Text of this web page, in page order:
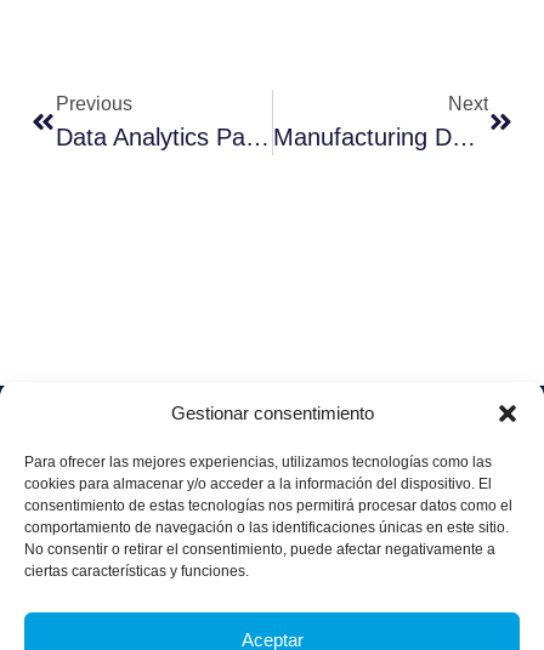
Gestionar consentimiento
Para ofrecer las mejores experiencias, utilizamos tecnologías como las
cookies para almacenar y/o acceder a la información del dispositivo. El
consentimiento de estas tecnologías nos permitirá procesar datos como el
comportamiento de navegación o las identificaciones únicas en este sitio.
No consentir o retirar el consentimiento, puede afectar negativamente a
ciertas características y funciones.
Aceptar
Previous
Data Analytics Para La Mejora De La Eficiencia En La Planta De Producción Farmacéutica
Next
Manufacturing Data Labs Para La Industria Inteligente
Soluciones
Data
Industria
4.0
Industrial
Retail
Health &
Services
Travel &
Quiénes
Únete
a
aggity
Contacto
legal
Política
de
Privacid
ad
de